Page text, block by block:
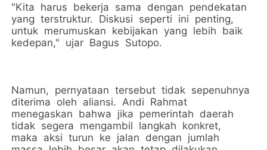
"Kita harus bekerja sama dengan pendekatan
yang terstruktur. Diskusi seperti ini penting,
untuk merumuskan kebijakan yang lebih baik
kedepan," ujar Bagus Sutopo.
Namun, pernyataan tersebut tidak sepenuhnya
diterima oleh aliansi. Andi Rahmat
menegaskan bahwa jika pemerintah daerah
tidak segera mengambil langkah konkret,
maka aksi turun ke jalan dengan jumlah